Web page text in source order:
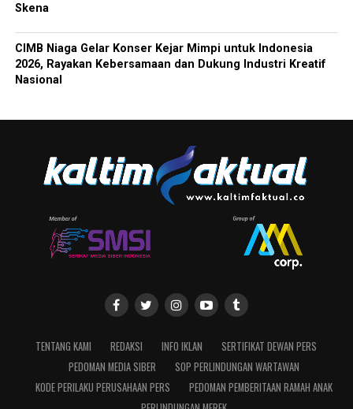
Skena
CIMB Niaga Gelar Konser Kejar Mimpi untuk Indonesia
2026, Rayakan Kebersamaan dan Dukung Industri Kreatif
Nasional
TENTANG KAMI REDAKSI INFO IKLAN
SERTIFIKAT DEWAN PERS
PEDOMAN MEDIA SIBER
SOP PERLINDUNGAN WARTAWAN
KODE PERILAKU PERUSAHAAN PERS
PEDOMAN PEMBERITAAN RAMAH ANAK